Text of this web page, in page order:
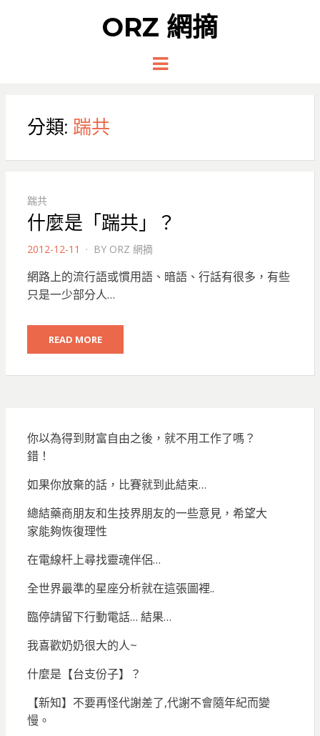
ORZ 網摘
Menu
分類: 踹共
踹共
什麼是「踹共」？
POSTED
2012-12-11 BY ORZ 網摘
網路上的流行語或慣用語、暗語、行話有很多，有些
只是一少部分人…
READ MORE
你以為得到財富自由之後，就不用工作了嗎？
錯！
如果你放棄的話，比賽就到此結束…
總結藥商朋友和生技界朋友的一些意見，希望大
家能夠恢復理性
在電線杆上尋找靈魂伴侶…
全世界最準的星座分析就在這張圖裡..
臨停請留下行動電話… 結果…
我喜歡奶奶很大的人~
什麼是【台支份子】？
【新知】不要再怪代謝差了,代謝不會隨年紀而變
慢。